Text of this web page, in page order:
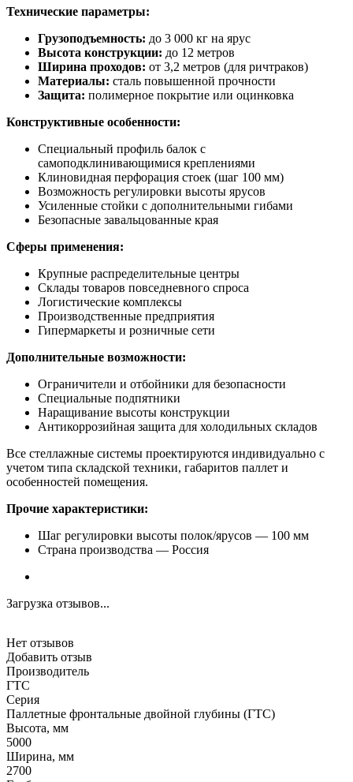
Технические параметры:
Грузоподъемность: до 3 000 кг на ярус
Высота конструкции: до 12 метров
Ширина проходов: от 3,2 метров (для ричтраков)
Материалы: сталь повышенной прочности
Защита: полимерное покрытие или оцинковка
Конструктивные особенности:
Специальный профиль балок с
самоподклинивающимися креплениями
Клиновидная перфорация стоек (шаг 100 мм)
Возможность регулировки высоты ярусов
Усиленные стойки с дополнительными гибами
Безопасные завальцованные края
Сферы применения:
Крупные распределительные центры
Склады товаров повседневного спроса
Логистические комплексы
Производственные предприятия
Гипермаркеты и розничные сети
Дополнительные возможности:
Ограничители и отбойники для безопасности
Специальные подпятники
Наращивание высоты конструкции
Антикоррозийная защита для холодильных складов
Все стеллажные системы проектируются индивидуально с
учетом типа складской техники, габаритов паллет и
особенностей помещения.
Прочие характеристики:
Шаг регулировки высоты полок/ярусов — 100 мм
Страна производства — Россия
Загрузка отзывов...
Нет отзывов
Добавить отзыв
Производитель
ГТС
Серия
Паллетные фронтальные двойной глубины (ГТС)
Высота, мм
5000
Ширина, мм
2700